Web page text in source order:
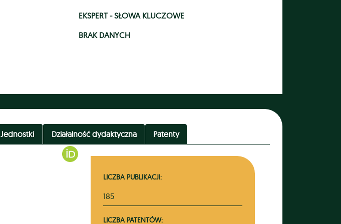
EKSPERT - SŁOWA KLUCZOWE
BRAK DANYCH
Jednostki Działalność dydaktyczna Patenty
LICZBA PUBLIKACJI:
185
LICZBA PATENTÓW: